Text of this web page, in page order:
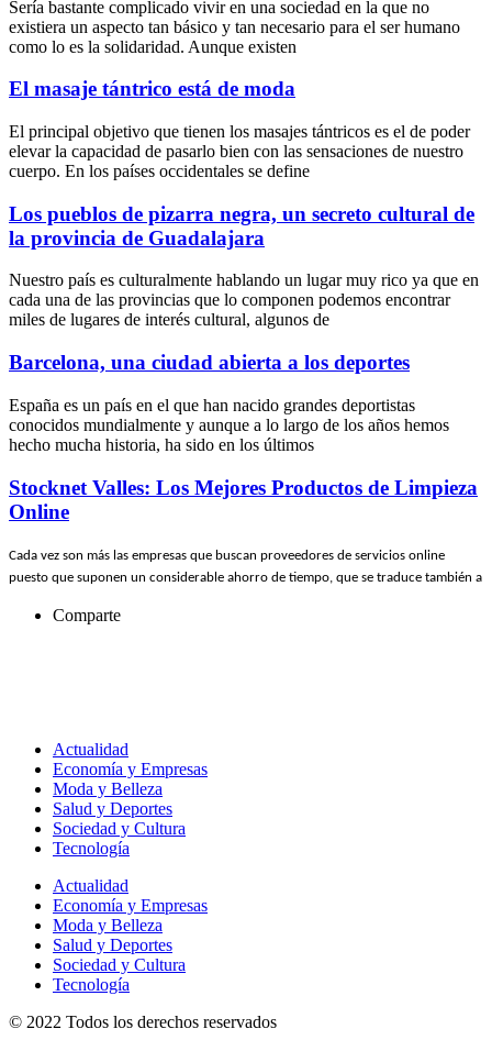
Sería bastante complicado vivir en una sociedad en la que no
existiera un aspecto tan básico y tan necesario para el ser humano
como lo es la solidaridad. Aunque existen
El masaje tántrico está de moda
El principal objetivo que tienen los masajes tántricos es el de poder
elevar la capacidad de pasarlo bien con las sensaciones de nuestro
cuerpo. En los países occidentales se define
Los pueblos de pizarra negra, un secreto cultural de
la provincia de Guadalajara
Nuestro país es culturalmente hablando un lugar muy rico ya que en
cada una de las provincias que lo componen podemos encontrar
miles de lugares de interés cultural, algunos de
Barcelona, una ciudad abierta a los deportes
España es un país en el que han nacido grandes deportistas
conocidos mundialmente y aunque a lo largo de los años hemos
hecho mucha historia, ha sido en los últimos
Stocknet Valles: Los Mejores Productos de Limpieza
Online
Cada vez son más las empresas que buscan proveedores de servicios online
puesto que suponen un considerable ahorro de tiempo, que se traduce también a
Comparte
Actualidad
Economía y Empresas
Moda y Belleza
Salud y Deportes
Sociedad y Cultura
Tecnología
Actualidad
Economía y Empresas
Moda y Belleza
Salud y Deportes
Sociedad y Cultura
Tecnología
© 2022 Todos los derechos reservados